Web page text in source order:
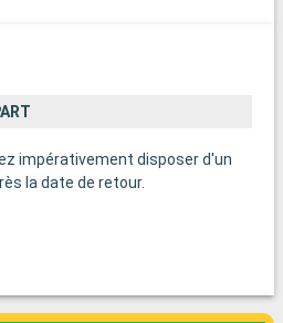
impérativement disposer d'un
la date de retour.